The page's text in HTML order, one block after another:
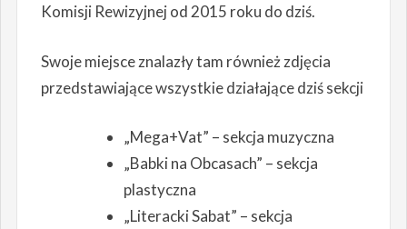
Komisji Rewizyjnej od 2015 roku do dziś.
Swoje miejsce znalazły tam również zdjęcia
przedstawiające wszystkie działające dziś sekcji
„Mega+Vat” – sekcja muzyczna
„Babki na Obcasach” – sekcja
plastyczna
„Literacki Sabat” – sekcja